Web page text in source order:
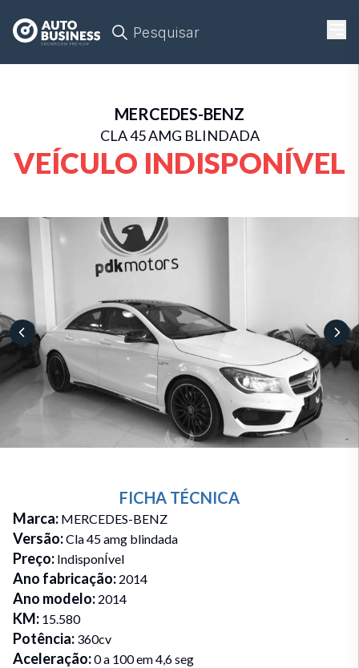
Pesquisar
MERCEDES-BENZ
CLA 45 AMG BLINDADA
VEÍCULO INDISPONÍVEL
FICHA TÉCNICA
Marca: MERCEDES-BENZ
Versão:Cla 45 amg blindada
Preço: IndisponÍvel
Ano fabricação: 2014
Ano modelo: 2014
KM: 15.580
Potência: 360cv
Aceleração:0 a 100 em 4,6 seg